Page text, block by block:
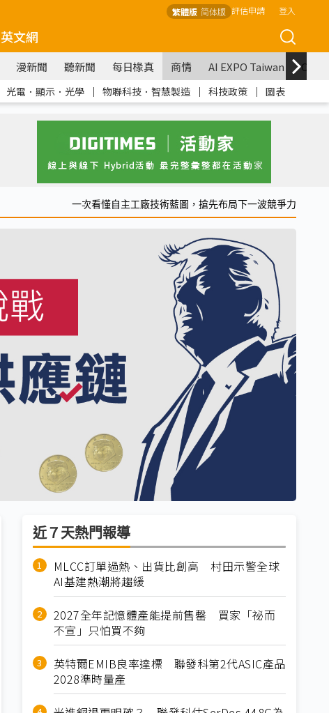
繁體版 简体版 評估申請 登入
英文網
漫新聞 聽新聞 每日椽真 商情 AI EXPO Taiwan
光電．顯示．光學 ｜ 物聯科技．智慧製造 ｜ 科技政策 ｜ 圖表
一次看懂自主工廠技術藍圖，搶先布局下一波競爭力
近７天熱門報導
MLCC訂單過熱、出貨比創高 村田示警全球
AI基建熱潮將趨緩
2027全年記憶體產能提前售罄 買家「祕而
不宣」只怕買不夠
英特爾EMIB良率達標 聯發科第2代ASIC產品
2028準時量產